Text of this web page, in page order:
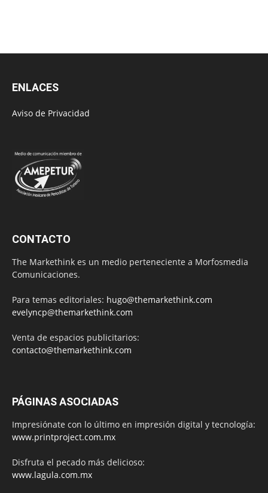
ENLACES
Aviso de Privacidad
CONTACTO
The Markethink es un medio perteneciente a Morfosmedia
Comunicaciones.
Para temas editoriales: hugo@themarkethink.com
evelyncp@themarkethink.com
Venta de espacios publicitarios:
contacto@themarkethink.com
PÁGINAS ASOCIADAS
Impresiónate con lo último en impresión digital y tecnología:
www.printproject.com.mx
Disfruta el pecado más delicioso:
www.lagula.com.mx